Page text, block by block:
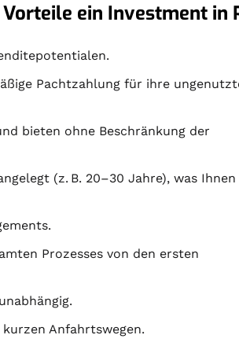
ein Investment in
Pachtzahlung für ihre
bieten ohne Beschränkung der
(z. B. 20–30 Jahre), was
Prozesses von den ersten
Anfahrtswegen.